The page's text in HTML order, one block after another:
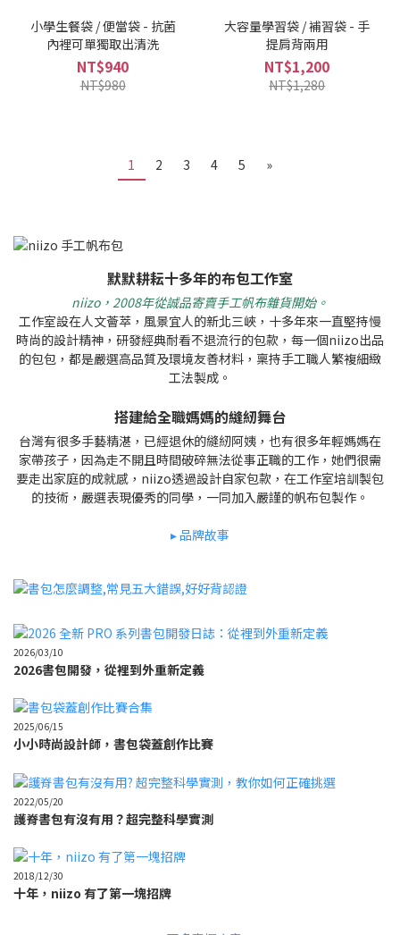
小學生餐袋 / 便當袋 - 抗菌
內裡可單獨取出清洗
NT$940
NT$980
大容量學習袋 / 補習袋 - 手
提肩背兩用
NT$1,200
NT$1,280
1 2 3 4 5 »
默默耕耘十多年的布包工作室
niizo，2008年從誠品寄賣手工帆布雜貨開始。
工作室設在人文薈萃，風景宜人的新北三峽，十多年來一直堅持慢
時尚的設計精神，研發經典耐看不退流行的包款，每一個niizo出品
的包包，都是嚴選高品質及環境友善材料，稟持手工職人繁複細緻
工法製成。
搭建給全職媽媽的縫紉舞台
台灣有很多手藝精湛，已經退休的縫紉阿姨，也有很多年輕媽媽在
家帶孩子，因為走不開且時間破碎無法從事正職的工作，她們很需
要走出家庭的成就感，niizo透過設計自家包款，在工作室培訓製包
的技術，嚴選表現優秀的同學，一同加入嚴謹的帆布包製作。
▸ 品牌故事
2026/03/10
2026書包開發，從裡到外重新定義
2025/06/15
小小時尚設計師，書包袋蓋創作比賽
2022/05/20
護脊書包有沒有用？超完整科學實測
2018/12/30
十年，niizo 有了第一塊招牌